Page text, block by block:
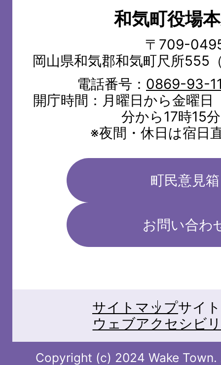
和気町役場
〒709-
岡山県和気郡和気町尺所555
電話番号： 0869-93-
開庁時間：月曜日から金曜
分から17時15
※夜間・休日は宿日
町民意見箱
お問い合わ
サイトマップサイ
ウェブアクセシビ
Copyright (c) 2024 Wake Town.